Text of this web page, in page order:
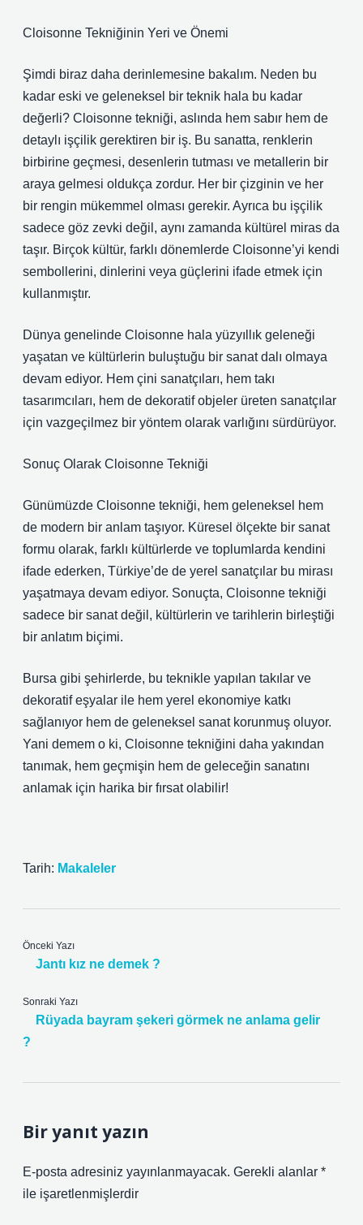
Cloisonne Tekniğinin Yeri ve Önemi
Şimdi biraz daha derinlemesine bakalım. Neden bu
kadar eski ve geleneksel bir teknik hala bu kadar
değerli? Cloisonne tekniği, aslında hem sabır hem de
detaylı işçilik gerektiren bir iş. Bu sanatta, renklerin
birbirine geçmesi, desenlerin tutması ve metallerin bir
araya gelmesi oldukça zordur. Her bir çizginin ve her
bir rengin mükemmel olması gerekir. Ayrıca bu işçilik
sadece göz zevki değil, aynı zamanda kültürel miras da
taşır. Birçok kültür, farklı dönemlerde Cloisonne’yi kendi
sembollerini, dinlerini veya güçlerini ifade etmek için
kullanmıştır.
Dünya genelinde Cloisonne hala yüzyıllık geleneği
yaşatan ve kültürlerin buluştuğu bir sanat dalı olmaya
devam ediyor. Hem çini sanatçıları, hem takı
tasarımcıları, hem de dekoratif objeler üreten sanatçılar
için vazgeçilmez bir yöntem olarak varlığını sürdürüyor.
Sonuç Olarak Cloisonne Tekniği
Günümüzde Cloisonne tekniği, hem geleneksel hem
de modern bir anlam taşıyor. Küresel ölçekte bir sanat
formu olarak, farklı kültürlerde ve toplumlarda kendini
ifade ederken, Türkiye’de de yerel sanatçılar bu mirası
yaşatmaya devam ediyor. Sonuçta, Cloisonne tekniği
sadece bir sanat değil, kültürlerin ve tarihlerin birleştiği
bir anlatım biçimi.
Bursa gibi şehirlerde, bu teknikle yapılan takılar ve
dekoratif eşyalar ile hem yerel ekonomiye katkı
sağlanıyor hem de geleneksel sanat korunmuş oluyor.
Yani demem o ki, Cloisonne tekniğini daha yakından
tanımak, hem geçmişin hem de geleceğin sanatını
anlamak için harika bir fırsat olabilir!
Tarih: Makaleler
Önceki Yazı
Jantı kız ne demek ?
Sonraki Yazı
Rüyada bayram şekeri görmek ne anlama gelir
?
Bir yanıt yazın
E-posta adresiniz yayınlanmayacak. Gerekli alanlar *
ile işaretlenmişlerdir